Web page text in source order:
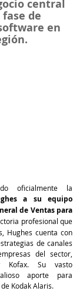
central
de
en
oficialmente la
a su equipo
de Ventas para
profesional que
Hughes cuenta con
de canales
del sector,
Kofax. Su vasto
aporte para
Kodak Alaris.